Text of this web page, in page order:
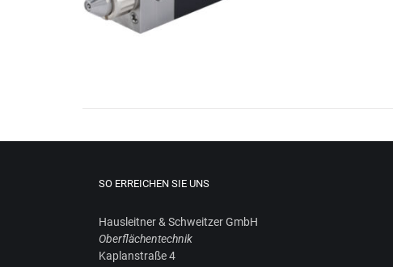
SO ERREICHEN SIE UNS
Haus­leit­ner & Schweit­zer GmbH
Ober­flä­chen­tech­nik
Kaplan­stra­ße 4